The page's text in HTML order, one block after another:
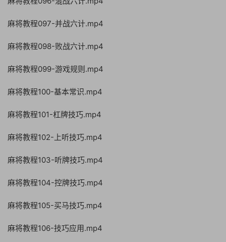
麻将教程097-并战六计.mp4
麻将教程098-败战六计.mp4
麻将教程099-游戏规则.mp4
麻将教程100-基本常识.mp4
麻将教程101-杠牌技巧.mp4
麻将教程102-上听技巧.mp4
麻将教程103-听牌技巧.mp4
麻将教程104-控牌技巧.mp4
麻将教程105-买马技巧.mp4
麻将教程106-技巧应用.mp4